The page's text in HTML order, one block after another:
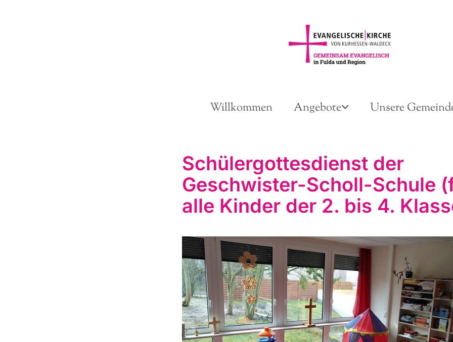
Willkommen Angebote Unsere
Schülergottesdienst der
Geschwister-Scholl-Schule
alle Kinder der 2. bis 4.